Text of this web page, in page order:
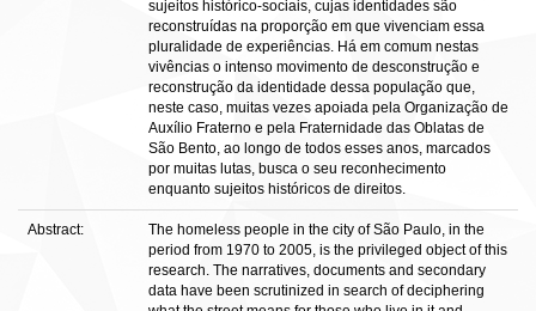
sujeitos histórico-sociais, cujas identidades são
reconstruídas na proporção em que vivenciam essa
pluralidade de experiências. Há em comum nestas
vivências o intenso movimento de desconstrução e
reconstrução da identidade dessa população que,
neste caso, muitas vezes apoiada pela Organização de
Auxílio Fraterno e pela Fraternidade das Oblatas de
São Bento, ao longo de todos esses anos, marcados
por muitas lutas, busca o seu reconhecimento
enquanto sujeitos históricos de direitos.
Abstract:
The homeless people in the city of São Paulo, in the
period from 1970 to 2005, is the privileged object of this
research. The narratives, documents and secondary
data have been scrutinized in search of deciphering